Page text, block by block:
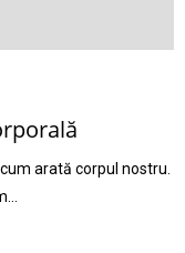
arată corpul nostru.